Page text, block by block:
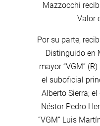
Mazzocchi
Valor
Por su parte,
Distinguido en
mayor “VGM”
el suboficial
Alberto Sierra; el
Néstor Pedro
“VGM” Luis